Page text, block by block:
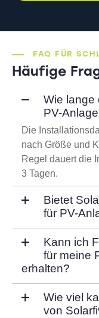
FAQ FÜR
Häufige
Wie lange
PV-
Die
nach Größe und
Regel dauert die
3 Tagen.
Bietet
für PV-
Kann ich
für meine
erhalten?
Wie viel
von